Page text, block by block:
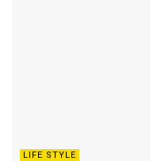
LIFE STYLE